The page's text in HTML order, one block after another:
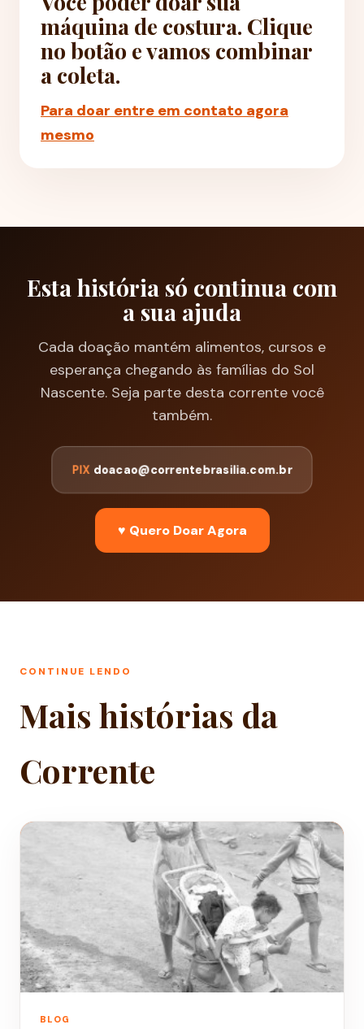
máquina de costura. Clique
no botão e vamos combinar
a coleta.
Para doar entre em contato agora
mesmo
Esta história só continua com
a sua ajuda
Cada doação mantém alimentos, cursos e
esperança chegando às famílias do Sol
Nascente. Seja parte desta corrente você
também.
PIX doacao@correntebrasilia.com.br
♥ Quero Doar Agora
CONTINUE LENDO
Mais histórias da
Corrente
BLOG